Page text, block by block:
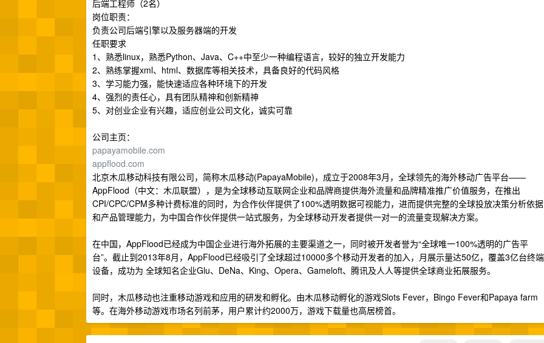
后端工程师（2名）
岗位职责：
负责公司后端引擎以及服务器端的开发
任职要求
1、熟悉linux，熟悉Python、Java、C++中至少一种编程语言，较好的独立开发能力
2、熟练掌握xml、html、数据库等相关技术，具备良好的代码风格
3、学习能力强，能快速适应各种环境下的开发
4、强烈的责任心，具有团队精神和创新精神
5、对创业企业有兴趣，适应创业公司文化，诚实可靠
公司主页：
papayamobile.com
appflood.com
北京木瓜移动科技有限公司，简称木瓜移动(PapayaMobile)，成立于2008年3月，全球领先的海外移动广告平台——
AppFlood（中文：木瓜联盟），是为全球移动互联网企业和品牌商提供海外流量和品牌精准推广价值服务，在推出
CPI/CPC/CPM多种计费标准的同时，为合作伙伴提供了100%透明数据可视能力，进而提供完整的全球投放决策分析依据
和产品管理能力，为中国合作伙伴提供一站式服务，为全球移动开发者提供一对一的流量变现解决方案。
在中国，AppFlood已经成为中国企业进行海外拓展的主要渠道之一，同时被开发者誉为“全球唯一100%透明的广告平
台”。截止到2013年8月，AppFlood已经吸引了全球超过10000多个移动开发者的加入，月展示量达50亿，覆盖3亿台终端
设备，成功为 全球知名企业Glu、DeNa、King、Opera、Gameloft、腾讯及人人等提供全球商业拓展服务。
同时，木瓜移动也注重移动游戏和应用的研发和孵化。由木瓜移动孵化的游戏Slots Fever，Bingo Fever和Papaya farm
等。在海外移动游戏市场名列前茅，用户累计约2000万，游戏下载量也高居榜首。